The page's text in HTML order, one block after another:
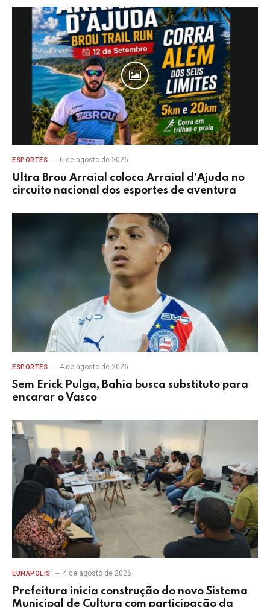
ESPORTES 6 de agosto de 2026
Ultra Brou Arraial coloca Arraial d’Ajuda no
circuito nacional dos esportes de aventura
ESPORTES 4 de agosto de 2026
Sem Erick Pulga, Bahia busca substituto para
encarar o Vasco
EUNÁPOLIS 4 de agosto de 2026
Prefeitura inicia construção do novo Sistema
Municipal de Cultura com participação da